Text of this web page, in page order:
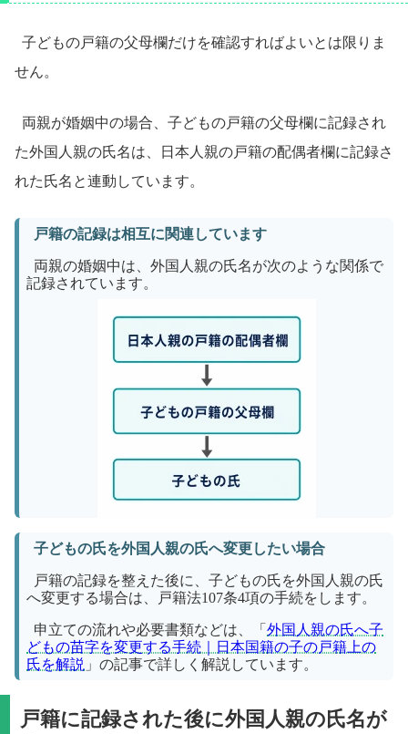
子どもの戸籍の父母欄だけを確認すればよいとは限りま
せん。
両親が婚姻中の場合、子どもの戸籍の父母欄に記録され
た外国人親の氏名は、日本人親の戸籍の配偶者欄に記録さ
れた氏名と連動しています。
戸籍の記録は相互に関連しています
両親の婚姻中は、外国人親の氏名が次のような関係で
記録されています。
子どもの氏を外国人親の氏へ変更したい場合
戸籍の記録を整えた後に、子どもの氏を外国人親の氏
へ変更する場合は、戸籍法107条4項の手続をします。
申立ての流れや必要書類などは、「 外国人親の氏へ子
どもの苗字を変更する手続｜日本国籍の子の戸籍上の
氏を解説 」の記事で詳しく解説しています。
戸籍に記録された後に外国人親の氏名が